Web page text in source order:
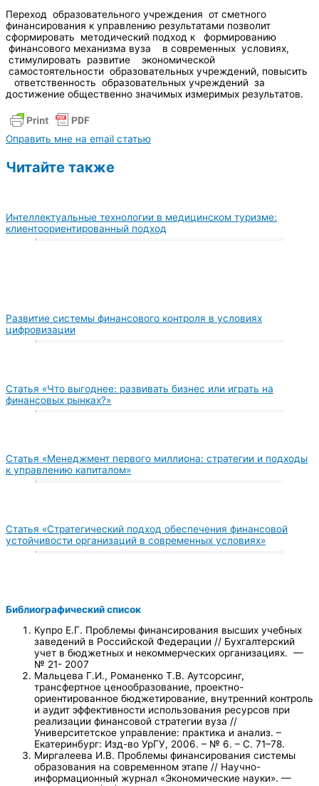
Переход образовательного учреждения от сметного
финансирования к управлению результатами позволит
сформировать методический подход к формированию
финансового механизма вуза в современных условиях,
стимулировать развитие экономической
самостоятельности образовательных учреждений, повысить
ответственность образовательных учреждений за
достижение общественно значимых измеримых результатов.
Оправить мне на email статью
Читайте также